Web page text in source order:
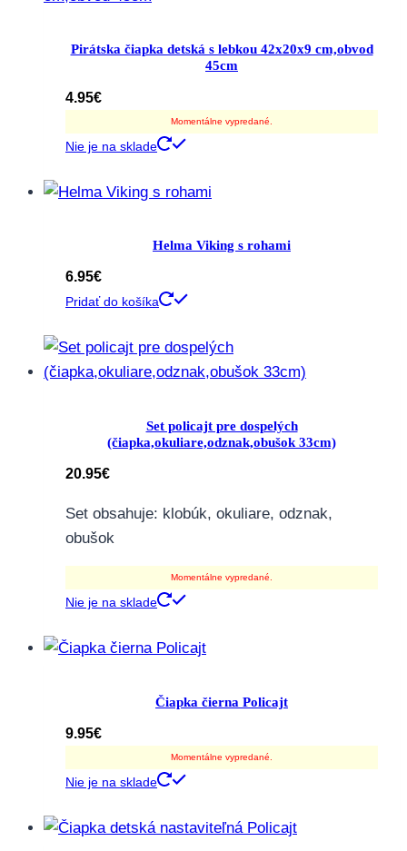
Pirátska čiapka detská s lebkou 42x20x9 cm,obvod
45cm
4.95€
Momentálne vypredané.
Nie je na sklade
Helma Viking s rohami
6.95€
Pridať do košíka
Set policajt pre dospelých
(čiapka,okuliare,odznak,obušok 33cm)
20.95€
Set obsahuje: klobúk, okuliare, odznak,
obušok
Momentálne vypredané.
Nie je na sklade
Čiapka čierna Policajt
9.95€
Momentálne vypredané.
Nie je na sklade